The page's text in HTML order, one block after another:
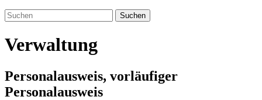
Suchen
Verwaltung
Personalausweis, vorläufiger
Personalausweis